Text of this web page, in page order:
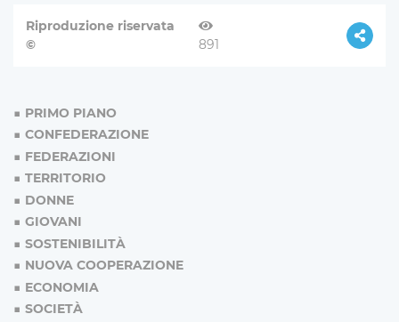
Riproduzione riservata
©
891
PRIMO PIANO
CONFEDERAZIONE
FEDERAZIONI
TERRITORIO
DONNE
GIOVANI
SOSTENIBILITÀ
NUOVA COOPERAZIONE
ECONOMIA
SOCIETÀ